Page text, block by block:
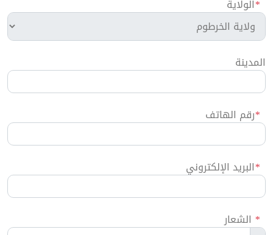
*الولاية
المدينة
*رقم الهاتف
*البريد الإلكتروني
* الشعار